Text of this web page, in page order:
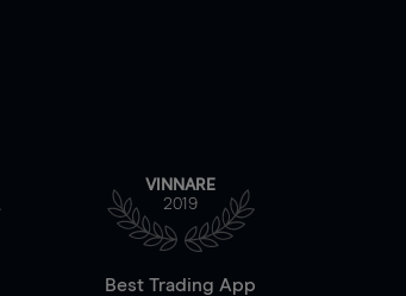
VINNARE
2019
Best Trading App